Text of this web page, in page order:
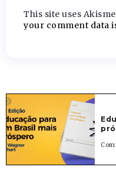
This site uses
your comment data